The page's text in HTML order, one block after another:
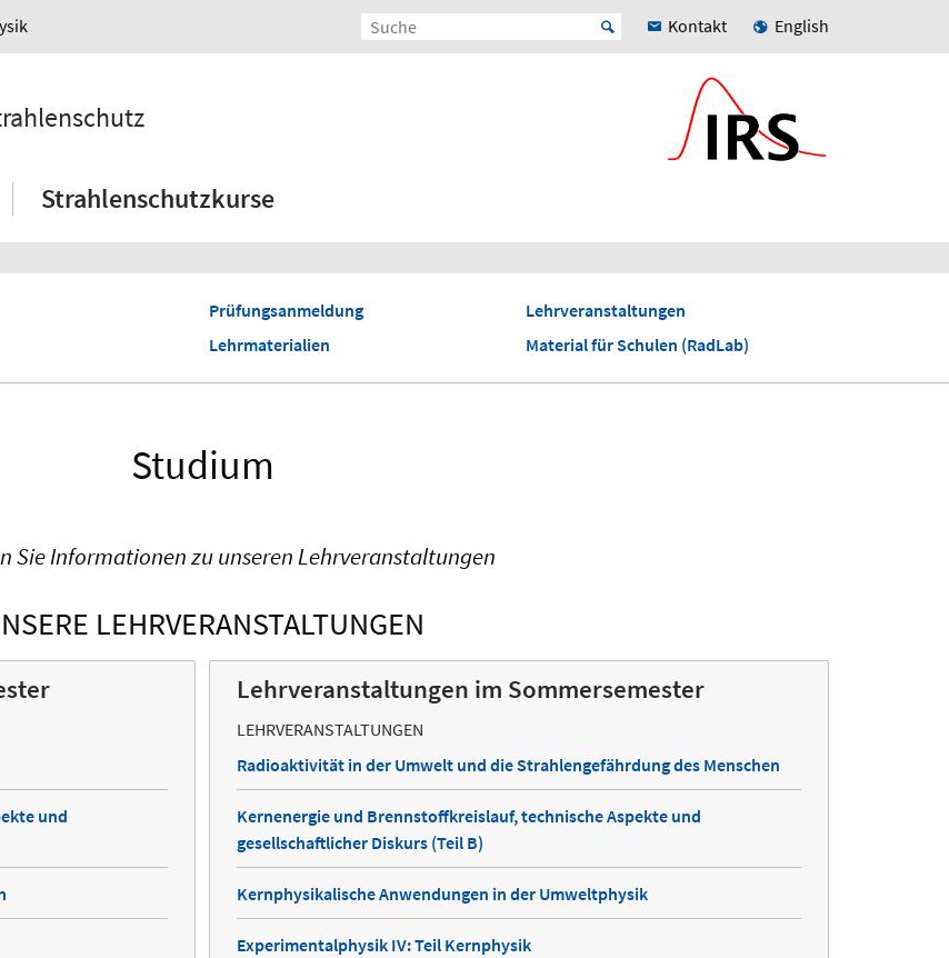
Kontakt English
Strahlenschutzkurse
Prüfungsanmeldung
Lehrmaterialien
Lehrveranstaltungen
Material für Schulen (RadLab)
Studium
Sie Informationen zu unseren Lehrveranstaltungen
LEHRVERANSTALTUNGEN
und
Lehrveranstaltungen im Sommersemester
LEHRVERANSTALTUNGEN
Radioaktivität in der Umwelt und die Strahlengefährdung des Menschen
Kernenergie und Brennstoffkreislauf, technische Aspekte und
gesellschaftlicher Diskurs (Teil B)
Kernphysikalische Anwendungen in der Umweltphysik
Experimentalphysik IV: Teil Kernphysik